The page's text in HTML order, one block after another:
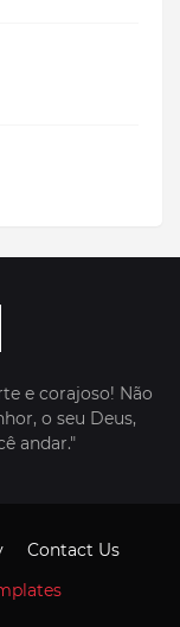
e corajoso! Não
o seu Deus,
andar."
Contact Us